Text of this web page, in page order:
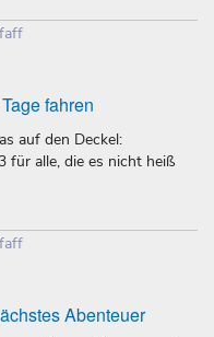
fahren
auf den Deckel:
für alle, die es nicht heiß
Abenteuer